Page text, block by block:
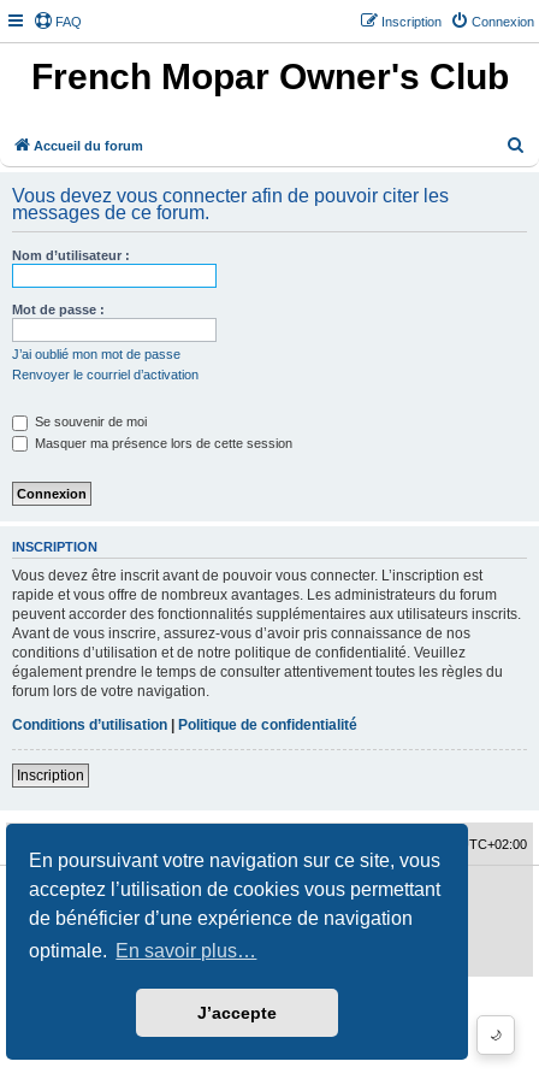
En poursuivant votre navigation sur ce site, vous
acceptez l’utilisation de cookies vous permettant
de bénéficier d’une expérience de navigation
optimale. En savoir plus…
J’accepte
FAQ Connexion
Inscription
French Mopar Owner's Club
Accueil du forum
h
🌙
Vous devez vous connecter afin de pouvoir citer les
messages de ce forum.
Nom d’utilisateur :
Mot de passe :
J’ai oublié mon mot de passe
Renvoyer le courriel d’activation
Se souvenir de moi
Masquer ma présence lors de cette session
INSCRIPTION
Vous devez être inscrit avant de pouvoir vous connecter. L’inscription est
rapide et vous offre de nombreux avantages. Les administrateurs du forum
peuvent accorder des fonctionnalités supplémentaires aux utilisateurs inscrits.
Avant de vous inscrire, assurez-vous d’avoir pris connaissance de nos
conditions d’utilisation et de notre politique de confidentialité. Veuillez
également prendre le temps de consulter attentivement toutes les règles du
forum lors de votre navigation.
Conditions d’utilisation | Politique de confidentialité
Inscription
UTC+02:00
Développé parphpBB ® Forum Software © phpBB Limited
Traduction française officielle
Qiaeru
jeremiemeunier
Fred Rimbert
Confidentialité